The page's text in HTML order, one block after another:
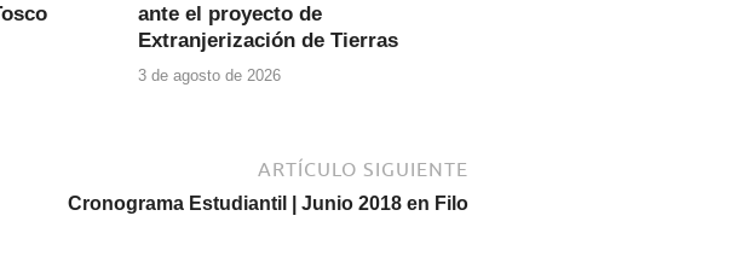
ante el proyecto de
Extranjerización de Tierras
3 de agosto de 2026
ARTÍCULO SIGUIENTE
Cronograma Estudiantil | Junio 2018 en Filo